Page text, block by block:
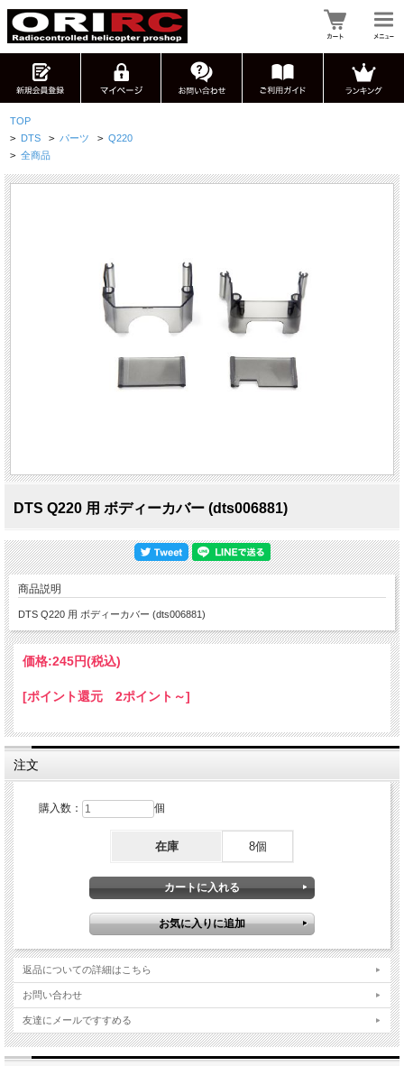
TOP
> DTS > パーツ > Q220
> 全商品
DTS Q220 用 ボディーカバー (dts006881)
商品説明
DTS Q220 用 ボディーカバー (dts006881)
価格:245円(税込)
[ポイント還元 2ポイント～]
注文
購入数： 個
在庫 8個
返品についての詳細はこちら
お問い合わせ
友達にメールですすめる